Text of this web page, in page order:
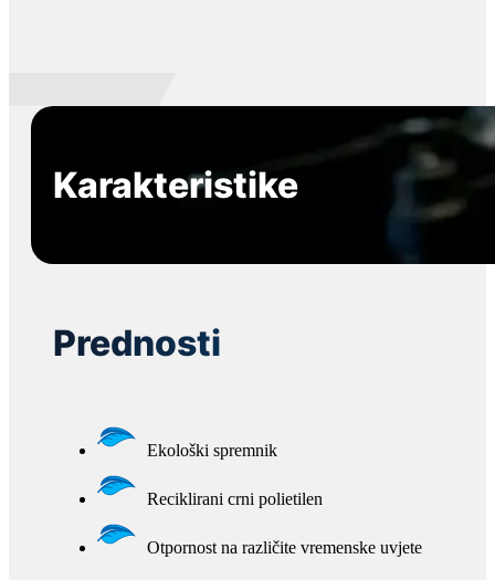
Karakteristike
Prednosti
Ekološki spremnik
Reciklirani crni polietilen
Otpornost na različite vremenske uvjete